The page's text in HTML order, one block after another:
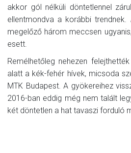
akkor gól nélküli döntetlennel
ellentmondva a korábbi
megelőző három meccsen
esett.
Remélhetőleg nehezen
alatt a kék-fehér hívek, micsoda
MTK Budapest. A gyökereihez
2016-ban eddig még nem talált
két döntetlen a hat tavaszi forduló